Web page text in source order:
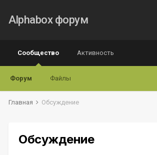
Alphabox форум
Сообщество
Форум Файлы
Активность
Главная Обсуждение
Обсуждение